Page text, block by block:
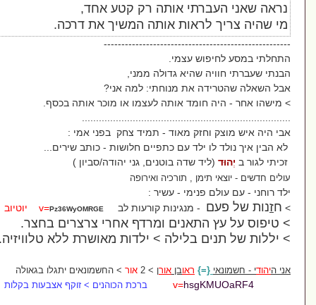
אותה רק קטע אחד,
אותה המשיך את דרכה.
עצמי.
שהיא גדולה ממני,
את מנוחתי:למה אני?
אותה לעצמו או מוכר אותה בכסף.
מאוד - תמיד צחק בפני אמי :
ילד עם כתפיים חלושות - כותב שירים...
שדה בוטנים, גני יהודה/סביון )
, תורכיה ואירופה
- עשיר :
- מנגינות קורעות לב v=Pz36WyOMRGE יוטיוב
ומרדף אחרי צרצרים בחצר .
בלילה>ילדות מאושרת ללא טלוויזיה...
בן אורן> 2 אור> החשמונאים יתגלו בגאולה
ברכת הכוהנים > זוקף אצבעות בקלות